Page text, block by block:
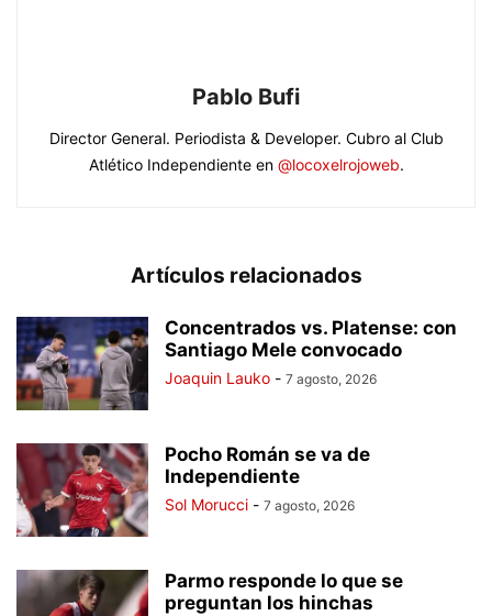
Pablo Bufi
Director General. Periodista & Developer. Cubro al Club
Atlético Independiente en @locoxelrojoweb.
Artículos relacionados
Concentrados vs. Platense: con
Santiago Mele convocado
Joaquin Lauko - 7 agosto, 2026
Pocho Román se va de
Independiente
Sol Morucci - 7 agosto, 2026
Parmo responde lo que se
preguntan los hinchas